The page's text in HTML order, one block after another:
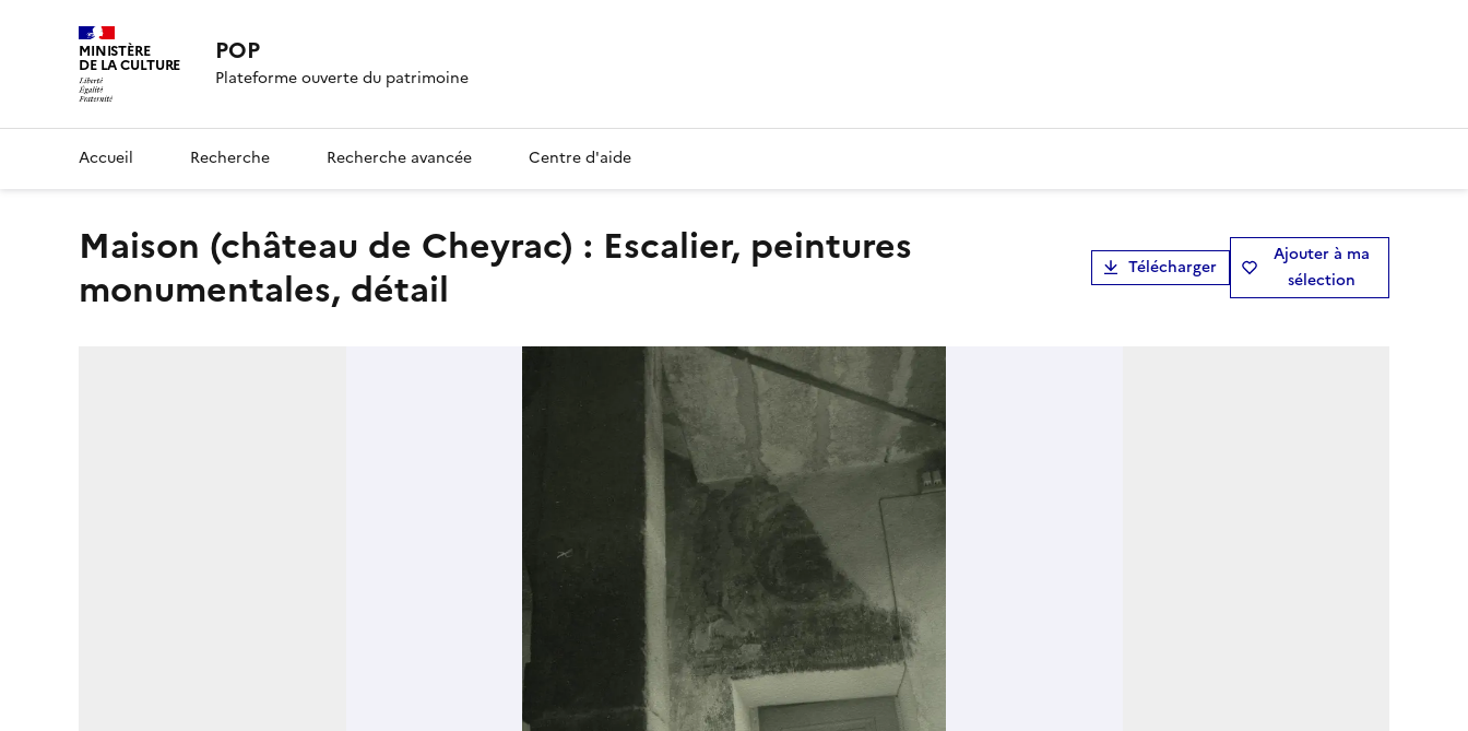
MINISTÈRE
DE LA CULTURE POP
Plateforme ouverte du patrimoine
Accueil Recherche Recherche avancée Centre d'aide
Maison (château de Cheyrac) : Escalier, peintures
monumentales, détail
Télécharger
Ajouter à ma
sélection